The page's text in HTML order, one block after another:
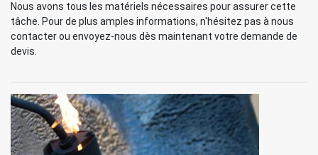
Nous avons tous les matériels nécessaires pour assurer cette
tâche. Pour de plus amples informations, n'hésitez pas à nous
contacter ou envoyez-nous dès maintenant votre demande de
devis.